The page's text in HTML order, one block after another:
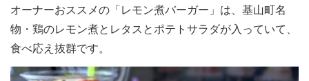
オーナーおススメの「レモン煮バーガー」は、基山町名
物・鶏のレモン煮とレタスとポテトサラダが入っていて、
食べ応え抜群です。